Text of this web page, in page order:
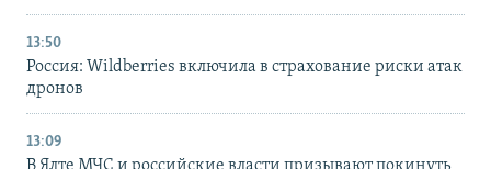
13:50
Россия: Wildberries включила в страхование риски атак
дронов
13:09